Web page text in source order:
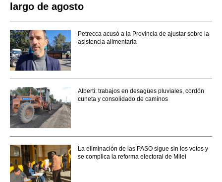
largo de agosto
Petrecca acusó a la Provincia de ajustar sobre la
asistencia alimentaria
Alberti: trabajos en desagües pluviales, cordón
cuneta y consolidado de caminos
La eliminación de las PASO sigue sin los votos y
se complica la reforma electoral de Milei